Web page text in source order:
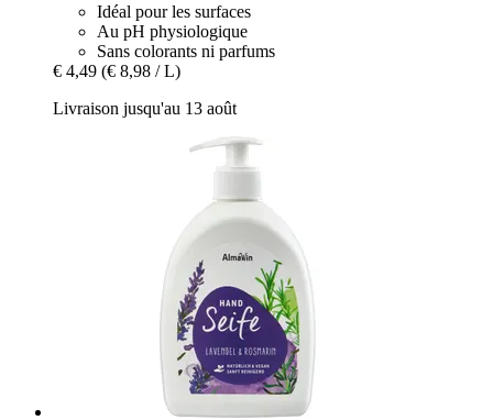
Idéal pour les surfaces
Au pH physiologique
Sans colorants ni parfums
€ 4,49 (€ 8,98 / L)
Livraison jusqu'au 13 août